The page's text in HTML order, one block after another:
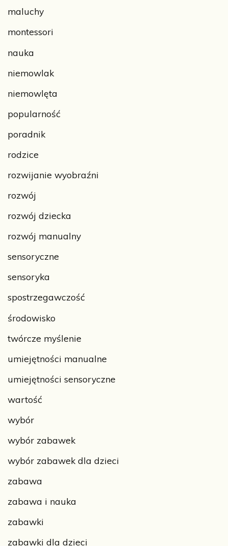
maluchy
montessori
nauka
niemowlak
niemowlęta
popularność
poradnik
rodzice
rozwijanie wyobraźni
rozwój
rozwój dziecka
rozwój manualny
sensoryczne
sensoryka
spostrzegawczość
środowisko
twórcze myślenie
umiejętności manualne
umiejętności sensoryczne
wartość
wybór
wybór zabawek
wybór zabawek dla dzieci
zabawa
zabawa i nauka
zabawki
zabawki dla dzieci